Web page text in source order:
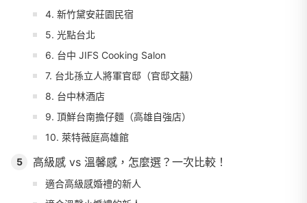
4. 新竹黛安莊園民宿
5. 光點台北
6. 台中 JIFS Cooking Salon
7. 台北孫立人將軍官邸（官邸文囍）
8. 台中林酒店
9. 頂鮮台南擔仔麵（高雄自強店）
10. 萊特薇庭高雄館
5 高級感 vs 溫馨感，怎麼選？一次比較！
適合高級感婚禮的新人